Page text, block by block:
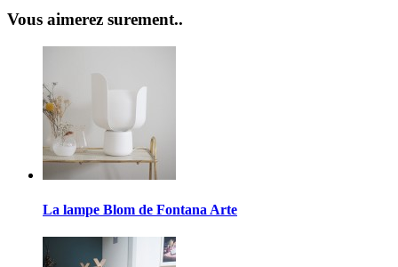
Vous aimerez surement..
La lampe Blom de Fontana Arte